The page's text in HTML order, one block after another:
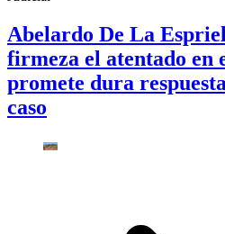
Abelardo De La
firmeza el atentado en
promete dura
caso